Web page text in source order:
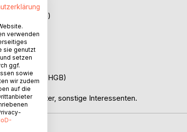
(FAGG)
(UWG)
(ADHGB)
sonstige Interessenten.
verwenden
sie genutzt
setzen
ggf.
sowie
wir zudem
auf die